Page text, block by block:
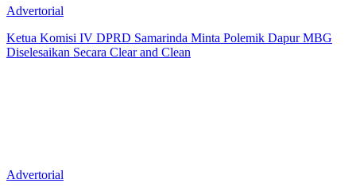
Advertorial
Ketua Komisi IV DPRD Samarinda Minta Polemik Dapur MBG
Diselesaikan Secara Clear and Clean
Advertorial